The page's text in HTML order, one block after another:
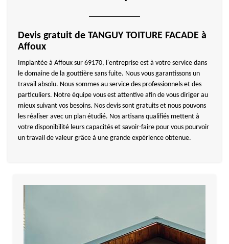
Devis gratuit de TANGUY TOITURE FACADE à
Affoux
Implantée à Affoux sur 69170, l'entreprise est à votre service dans
le domaine de la gouttière sans fuite. Nous vous garantissons un
travail absolu. Nous sommes au service des professionnels et des
particuliers. Notre équipe vous est attentive afin de vous diriger au
mieux suivant vos besoins. Nos devis sont gratuits et nous pouvons
les réaliser avec un plan étudié. Nos artisans qualifiés mettent à
votre disponibilité leurs capacités et savoir-faire pour vous pourvoir
un travail de valeur grâce à une grande expérience obtenue.